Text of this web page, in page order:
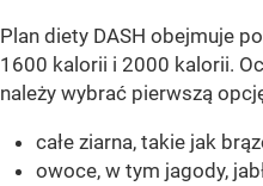
Plan diety DASH obejmuje
1600 kalorii i 2000 kalorii.
należy wybrać pierwszą
całe ziarna, takie jak
owoce, w tym jagody,